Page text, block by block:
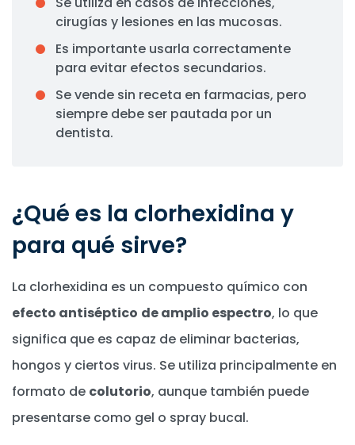
cirugías y lesiones en las mucosas.
Es importante usarla correctamente
para evitar efectos secundarios.
Se vende sin receta en farmacias, pero
siempre debe ser pautada por un
dentista.
¿Qué es la clorhexidina y
para qué sirve?
La clorhexidina es un compuesto químico con
efecto antiséptico de amplio espectro, lo que
significa que es capaz de eliminar bacterias,
hongos y ciertos virus. Se utiliza principalmente en
formato de colutorio, aunque también puede
presentarse como gel o spray bucal.